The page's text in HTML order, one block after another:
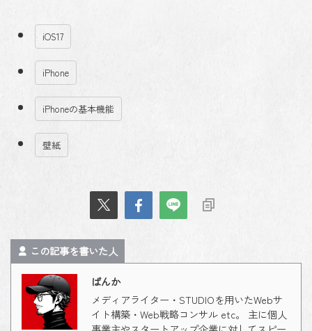
iOS17
iPhone
iPhoneの基本機能
壁紙
この記事を書いた人
ばんか
メディアライター・STUDIOを用いたWebサ
イト構築・Web戦略コンサル etc。 主に個人